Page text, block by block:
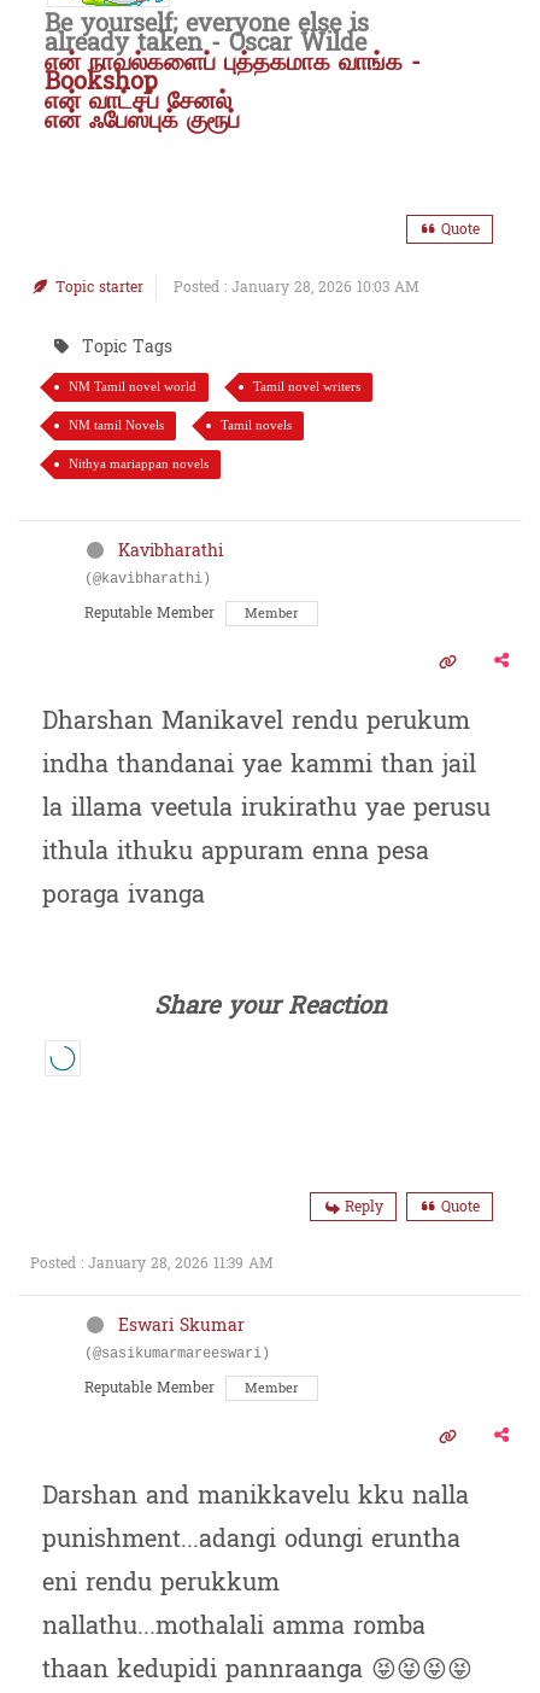
Be yourself; everyone else is
already taken - Oscar Wilde
என் நாவல்களைப் புத்தகமாக வாங்க -
Bookshop
என் வாட்சப் சேனல்
என் ஃபேஸ்புக் குரூப்
Quote
Topic starter Posted : January 28, 2026 10:03 AM
Topic Tags
NM Tamil novel world Tamil novel writers
NM tamil Novels Tamil novels
Nithya mariappan novels
Kavibharathi
(@kavibharathi)
Reputable Member Member
Dharshan Manikavel rendu perukum
indha thandanai yae kammi than jail
la illama veetula irukirathu yae perusu
ithula ithuku appuram enna pesa
poraga ivanga
Share your Reaction
Reply Quote
Posted : January 28, 2026 11:39 AM
Eswari Skumar
(@sasikumarmareeswari)
Reputable Member Member
Darshan and manikkavelu kku nalla
punishment...adangi odungi eruntha
eni rendu perukkum
nallathu...mothalali amma romba
thaan kedupidi pannraanga 😝😝😝😝